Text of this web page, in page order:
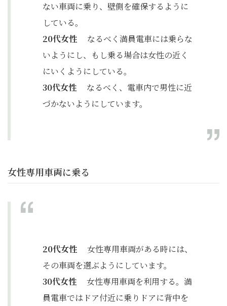
ない車両に乗り、壁側を確保するように
している。
20代女性 なるべく満員電車には乗らな
いようにし、もし乗る場合は女性の近く
にいくようにしている。
30代女性 なるべく、電車内で男性に近
づかないようにしています。
女性専用車両に乗る
20代女性 女性専用車両がある時には、
その車両を選ぶようにしています。
30代女性 女性専用車両を利用する。満
員電車ではドア付近に乗りドアに背中を